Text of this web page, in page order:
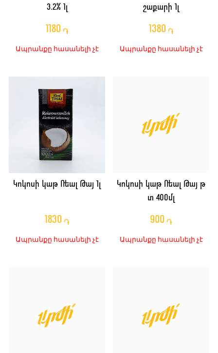
3.2% 1լ
1180 ֏
Ապրանքը հասանելի չէ
շաքարի 1լ
1380 ֏
Ապրանքը հասանելի չէ
Կոկոսի կաթ Ռեալ Թայ 1լ
1830 ֏
Ապրանքը հասանելի չէ
Կոկոսի կաթ Ռեալ Թայ թ
տ 400մլ
900 ֏
Ապրանքը հասանելի չէ